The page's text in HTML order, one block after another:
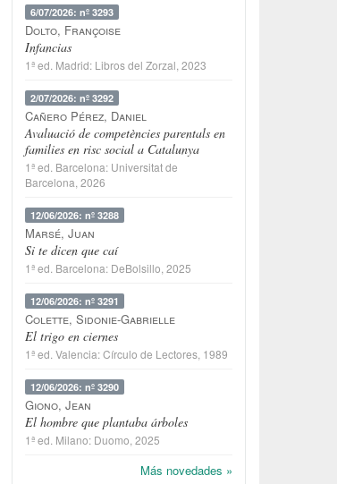
6/07/2026: nº 3293
Dolto, Françoise
Infancias
1ª ed. Madrid: Libros del Zorzal , 2023
2/07/2026: nº 3292
Cañero Pérez, Daniel
Avaluació de competències parentals en
families en risc social a Catalunya
1ª ed. Barcelona: Universitat de
Barcelona , 2026
12/06/2026: nº 3288
Marsé, Juan
Si te dicen que caí
1ª ed. Barcelona: DeBolsillo , 2025
12/06/2026: nº 3291
Colette, Sidonie-Gabrielle
El trigo en ciernes
1ª ed. Valencia:Círculo de Lectores, 1989
12/06/2026: nº 3290
Giono, Jean
El hombre que plantaba árboles
1ª ed. Milano: Duomo , 2025
Más novedades »